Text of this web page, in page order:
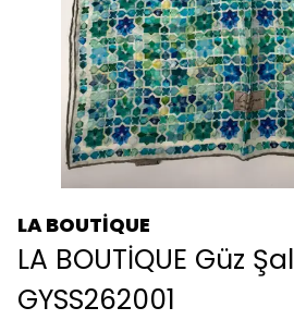
LA BOUTİQUE
LA BOUTİQUE Güz Şal
GYSS262001